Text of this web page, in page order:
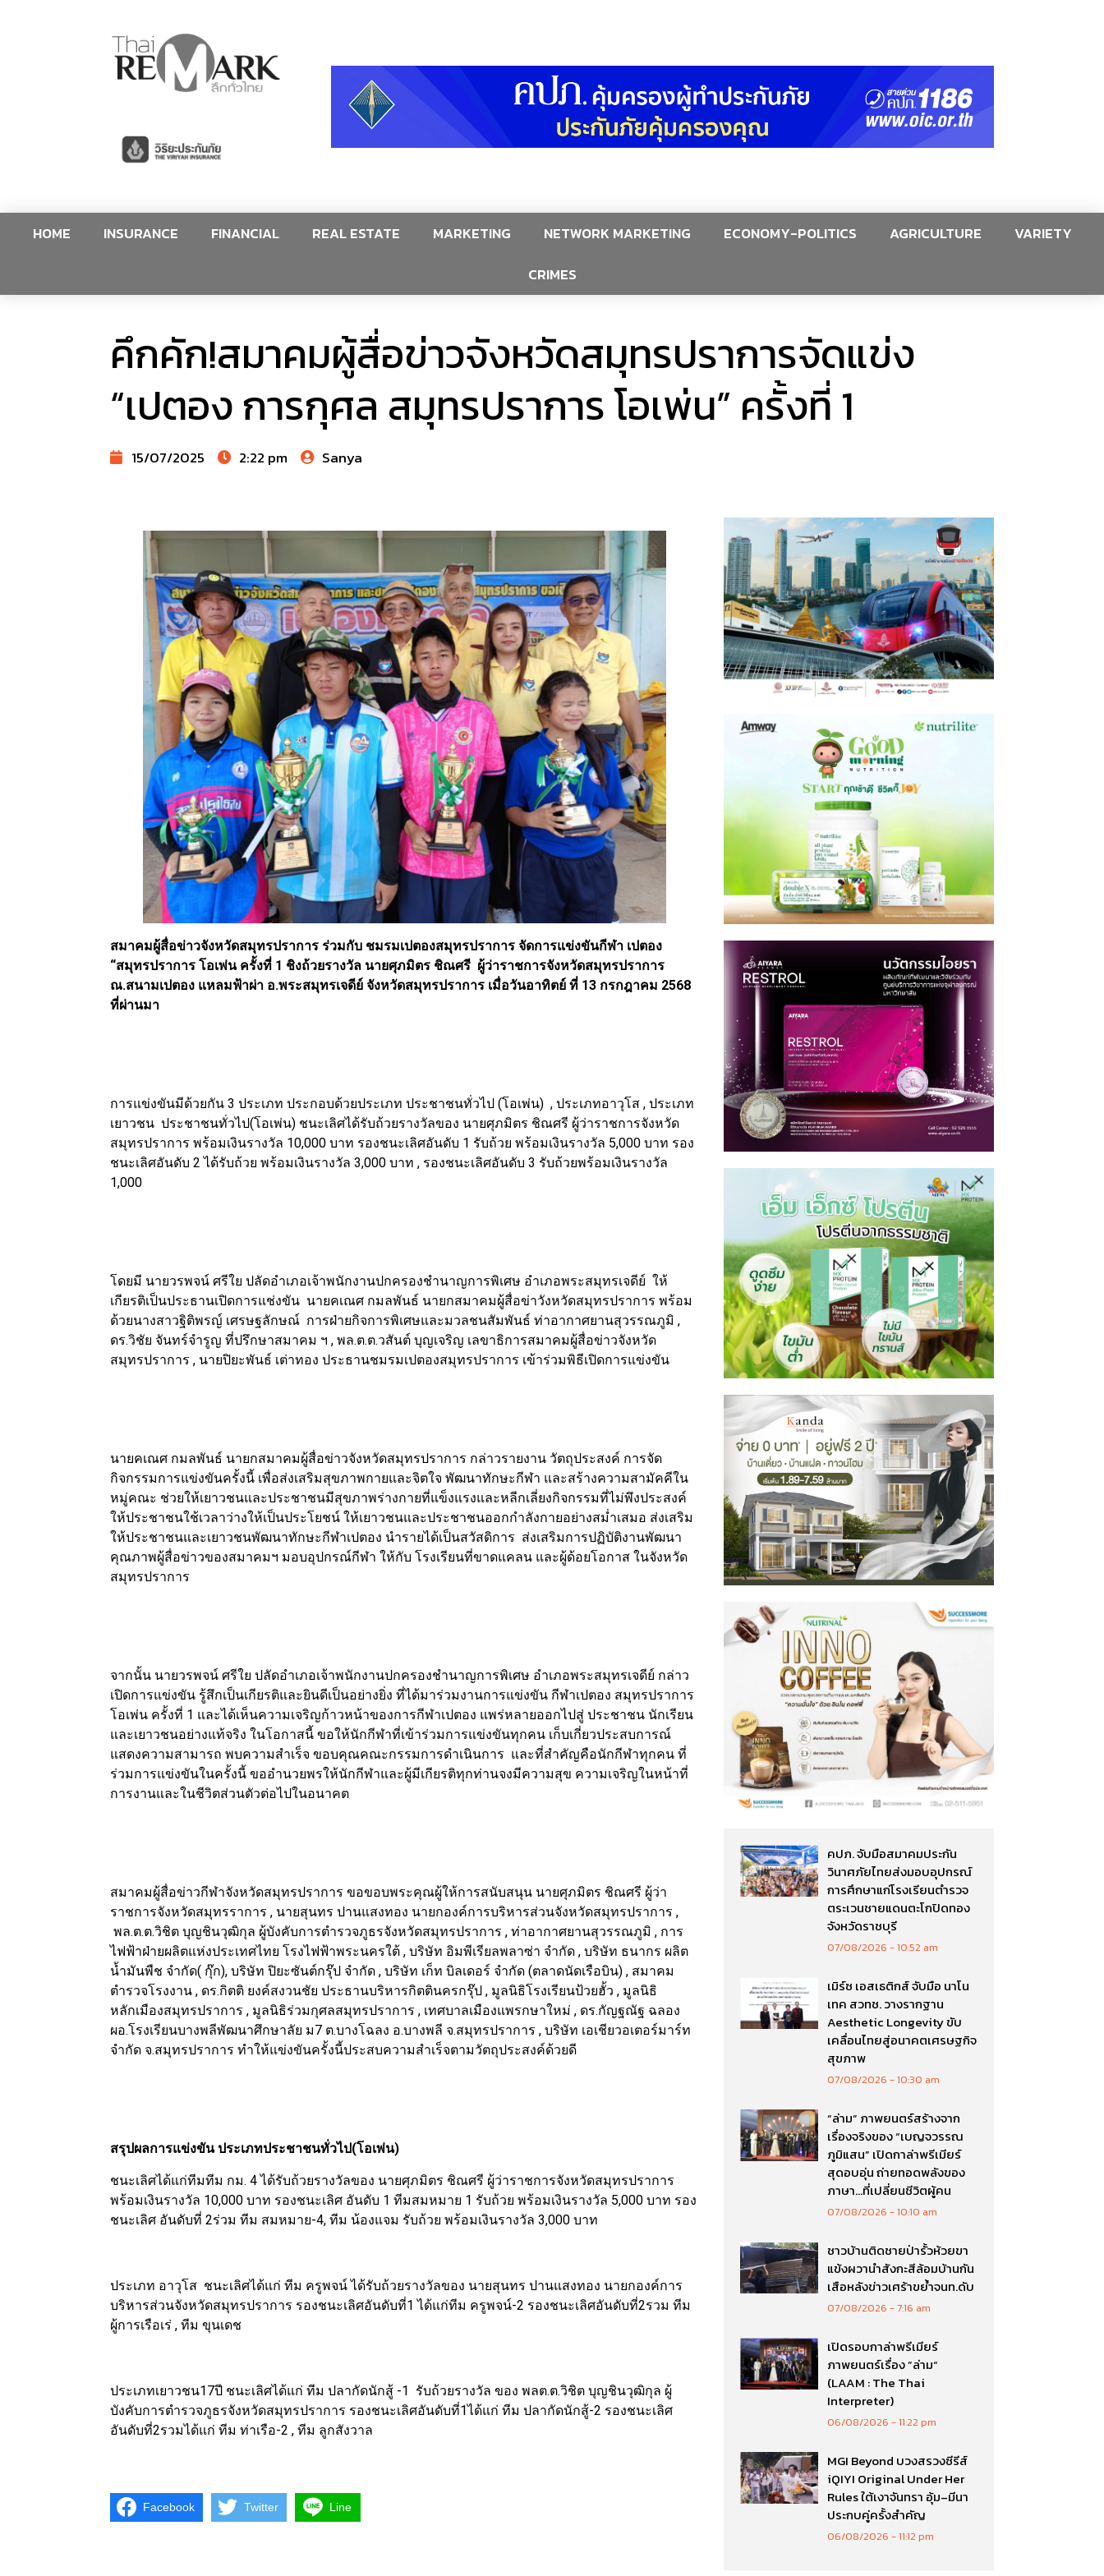
HOME INSURANCE FINANCIAL REAL ESTATE MARKETING NETWORK MARKETING ECONOMY-POLITICS AGRICULTURE
VARIETY
CRIMES
คึกคัก!สมาคมผู้สื่อข่าวจังหวัดสมุทรปราการจัดแข่ง
“เปตอง การกุศล สมุทรปราการ โอเพ่น” ครั้งที่ 1
15/07/2025 2:22 pm Sanya
สมาคมผู้สื่อข่าวจังหวัดสมุทรปราการ ร่วมกับ ชมรมเปตองสมุทรปราการ จัดการแข่งขันกีฬา เปตอง
“สมุทรปราการ โอเพ่น ครั้งที่ 1 ชิงถ้วยรางวัล นายศุภมิตร ชิณศรี ผู้ว่าราชการจังหวัดสมุทรปราการ
ณ.สนามเปตอง แหลมฟ้าผ่า อ.พระสมุทรเจดีย์ จังหวัดสมุทรปราการ เมื่อวันอาทิตย์ ที่ 13 กรกฎาคม 2568
ที่ผ่านมา
การแข่งขันมีด้วยกัน 3 ประเภท ประกอบด้วยประเภท ประชาชนทั่วไป (โอเพ่น) , ประเภทอาวุโส , ประเภท
เยาวชน ประชาชนทั่วไป(โอเพ่น) ชนะเลิศได้รับถ้วยรางวัลของ นายศุภมิตร ชิณศรี ผู้ว่าราชการจังหวัด
สมุทรปราการ พร้อมเงินรางวัล 10,000 บาท รองชนะเลิศอันดับ 1 รับถ้วย พร้อมเงินรางวัล 5,000 บาท รอง
ชนะเลิศอันดับ 2 ได้รับถ้วย พร้อมเงินรางวัล 3,000 บาท , รองชนะเลิศอันดับ 3 รับถ้วยพร้อมเงินรางวัล
1,000
โดยมี นายวรพจน์ ศรีใย ปลัดอำเภอเจ้าพนักงานปกครองชำนาญการพิเศษ อำเภอพระสมุทรเจดีย์ ให้
เกียรติเป็นประธานเปิดการแช่งขัน นายคเณศ กมลพันธ์ นายกสมาคมผู้สื่อข่าวังหวัดสมุทรปราการ พร้อม
ด้วยนางสาวฐิติพรญ์ เศรษฐลักษณ์ การฝ่ายกิจการพิเศษและมวลชนสัมพันธ์ ท่าอากาศยานสุวรรณภูมิ ,
ดร.วิชัย จันทร์จำรูญ ที่ปรึกษาสมาคม ฯ , พล.ต.ต.วสันต์ บุญเจริญ เลขาธิการสมาคมผู้สื่อข่าวจังหวัด
สมุทรปราการ , นายปิยะพันธ์ เต่าทอง ประธานชมรมเปตองสมุทรปราการ เข้าร่วมพิธีเปิดการแข่งขัน
นายคเณศ กมลพันธ์ นายกสมาคมผู้สื่อข่าวจังหวัดสมุทรปราการ กล่าวรายงาน วัตถุประสงค์ การจัด
กิจกรรมการแข่งขันครั้งนี้ เพื่อส่งเสริมสุขภาพกายและจิตใจ พัฒนาทักษะกีฬา และสร้างความสามัคคีใน
หมู่คณะ ช่วยให้เยาวชนและประชาชนมีสุขภาพร่างกายที่แข็งแรงและหลีกเลี่ยงกิจกรรมที่ไม่พึงประสงค์
ให้ประชาชนใช้เวลาว่างให้เป็นประโยชน์ ให้เยาวชนและประชาชนออกกำลังกายอย่างสม่ำเสมอ ส่งเสริม
ให้ประชาชนและเยาวชนพัฒนาทักษะกีฬาเปตอง นำรายได้เป็นสวัสดิการ ส่งเสริมการปฏิบัติงานพัฒนา
คุณภาพผู้สื่อข่าวของสมาคมฯ มอบอุปกรณ์กีฬา ให้กับ โรงเรียนที่ขาดแคลน และผู้ด้อยโอกาส ในจังหวัด
สมุทรปราการ
จากนั้น นายวรพจน์ ศรีใย ปลัดอำเภอเจ้าพนักงานปกครองชำนาญการพิเศษ อำเภอพระสมุทรเจดีย์ กล่าว
เปิดการแข่งขัน รู้สึกเป็นเกียรติและยินดีเป็นอย่างยิ่ง ที่ได้มาร่วมงานการแข่งขัน กีฬาเปตอง สมุทรปราการ
โอเพ่น ครั้งที่ 1 และได้เห็นความเจริญก้าวหน้าของการกีฬาเปตอง แพร่หลายออกไปสู่ ประชาชน นักเรียน
และเยาวชนอย่างแท้จริง ในโอกาสนี้ ขอให้นักกีฬาที่เข้าร่วมการแข่งขันทุกคน เก็บเกี่ยวประสบการณ์
แสดงความสามารถ พบความสำเร็จ ขอบคุณคณะกรรมการดำเนินการ และที่สำคัญคือนักกีฬาทุกคน ที่
ร่วมการแข่งขันในครั้งนี้ ขออำนวยพรให้นักกีฬาและผู้มีเกียรติทุกท่านจงมีความสุข ความเจริญในหน้าที่
การงานและในชีวิตส่วนตัวต่อไปในอนาคต
สมาคมผู้สื่อข่าวกีฬาจังหวัดสมุทรปราการ ขอขอบพระคุณผู้ให้การสนับสนุน นายศุภมิตร ชิณศรี ผู้ว่า
ราชการจังหวัดสมุทรราการ , นายสุนทร ปานแสงทอง นายกองค์การบริหารส่วนจังหวัดสมุทรปราการ ,
พล.ต.ต.วิชิต บุญชินวุฒิกุล ผู้บังคับการตำรวจภูธรจังหวัดสมุทรปราการ , ท่าอากาศยานสุวรรณภูมิ , การ
ไฟฟ้าฝ่ายผลิตแห่งประเทศไทย โรงไฟฟ้าพระนครใต้ , บริษัท อิมพีเรียลพลาซ่า จำกัด , บริษัท ธนากร ผลิต
น้ำมันพืช จำกัด( กุ๊ก), บริษัท ปิยะซันต์กรุ๊ป จำกัด , บริษัท เก็ท บิลเดอร์ จำกัด (ตลาดนัดเรือบิน) , สมาคม
ตำรวจโรงงาน , ดร.กิตติ ยงค์สงวนชัย ประธานบริหารกิตตินครกรุ๊ป , มูลนิธิโรงเรียนป้วยฮั้ว , มูลนิธิ
หลักเมืองสมุทรปราการ , มูลนิธิร่วมกุศลสมุทรปราการ , เทศบาลเมืองแพรกษาใหม่ , ดร.กัญฐณัฐ ฉลอง
ผอ.โรงเรียนบางพลีพัฒนาศึกษาลัย ม7 ต.บางโฉลง อ.บางพลี จ.สมุทรปราการ , บริษัท เอเชียวอเตอร์มาร์ท
จำกัด จ.สมุทรปราการ ทำให้แข่งขันครั้งนี้ประสบความสำเร็จตามวัตถุประสงค์ด้วยดี
สรุปผลการแข่งขัน ประเภทประชาชนทั่วไป(โอเพ่น)
ชนะเลิศได้แก่ทีมทีม กม. 4 ได้รับถ้วยรางวัลของ นายศุภมิตร ชิณศรี ผู้ว่าราชการจังหวัดสมุทรปราการ
พร้อมเงินรางวัล 10,000 บาท รองชนะเลิศ อันดับ 1 ทีมสมหมาย 1 รับถ้วย พร้อมเงินรางวัล 5,000 บาท รอง
ชนะเลิศ อันดับที่ 2ร่วม ทีม สมหมาย-4, ทีม น้องแจม รับถ้วย พร้อมเงินรางวัล 3,000 บาท
ประเภท อาวุโส ชนะเลิศได้แก่ ทีม ครูพจน์ ได้รับถ้วยรางวัลของ นายสุนทร ปานแสงทอง นายกองค์การ
บริหารส่วนจังหวัดสมุทรปราการ รองชนะเลิศอันดับที่1 ได้แก่ทีม ครูพจน์-2 รองชนะเลิศอันดับที่2รวม ทีม
ผู้การเรือเร่ , ทีม ขุนเดช
ประเภทเยาวชน17ปี ชนะเลิศได้แก่ ทีม ปลากัดนักสู้ -1 รับถ้วยรางวัล ของ พลต.ต.วิชิต บุญชินวุฒิกุล ผู้
บังคับการตำรวจภูธรจังหวัดสมุทรปราการ รองชนะเลิศอันดับที่1ได้แก่ ทีม ปลากัดนักสู้-2 รองชนะเลิศ
อันดับที่2รวมได้แก่ ทีม ท่าเรือ-2 , ทีม ลูกสังวาล
Facebook Twitter Line
คปภ. จับมือสมาคมประกัน
วินาศภัยไทยส่งมอบอุปกรณ์
การศึกษาแก่โรงเรียนตำรวจ
ตระเวนชายแดนตะโกปิดทอง
จังหวัดราชบุรี
07/08/2026 10:52 am
เมิร์ซ เอสเธติกส์ จับมือ นาโน
เทค สวทช. วางรากฐาน
Aesthetic Longevity ขับ
เคลื่อนไทยสู่อนาคตเศรษฐกิจ
สุขภาพ
07/08/2026 10:30 am
“ล่าม” ภาพยนตร์สร้างจาก
เรื่องจริงของ “เบญจวรรณ
ภูมิแสน” เปิดกาล่าพรีเมียร์
สุดอบอุ่น ถ่ายทอดพลังของ
ภาษา…ที่เปลี่ยนชีวิตผู้คน
07/08/2026 10:10 am
ชาวบ้านติดชายป่ารั้วห้วยขา
แข้งผวานำสังกะสีล้อมบ้านกัน
เสือหลังข่าวเศร้าขย้ำจนท.ดับ
07/08/2026 7:16 am
เปิดรอบกาล่าพรีเมียร์
ภาพยนตร์เรื่อง ”ล่าม“
(LAAM : The Thai
Interpreter)
06/08/2026 11:22 pm
MGI Beyond บวงสรวงซีรีส์
iQIYI Original Under Her
Rules ใต้เงาจันทรา อุ้ม–มีนา
ประกบคู่ครั้งสำคัญ
06/08/2026 11:12 pm